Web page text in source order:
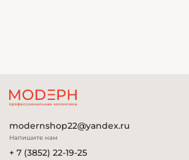
modernshop22@yandex.ru
Напишите нам
+ 7 (3852) 22-19-25